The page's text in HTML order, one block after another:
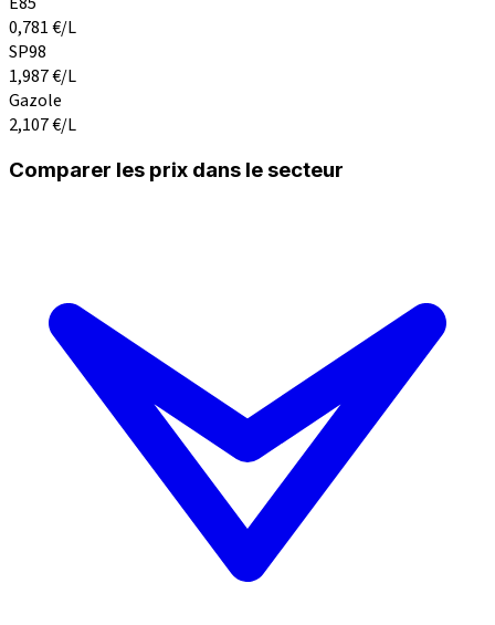
0,781€/L
SP98
1,987€/L
Gazole
2,107€/L
Comparer les prix dans le secteur